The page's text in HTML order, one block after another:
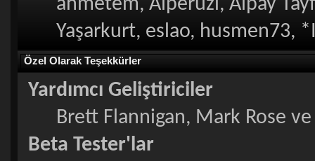
ahmetem, Alperuzi, Alpay
Yaşarkurt, eslao, husmen73,
Özel Olarak Teşekkürler
Yardımcı Geliştiriciler
Brett Flannigan, Mark Rose
Beta Tester'lar